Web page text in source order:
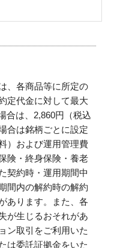
、各商品等に所定の
定代金に対して最大
合は、2,860円（税込
合は銘柄ごとに設定
）および運用管理費
険・終身保険・養老
契約時・運用期間中
間内の解約時の解約
あります。また、各
が生じるおそれがあ
ン取引をご利用いた
は委託証拠金をいた